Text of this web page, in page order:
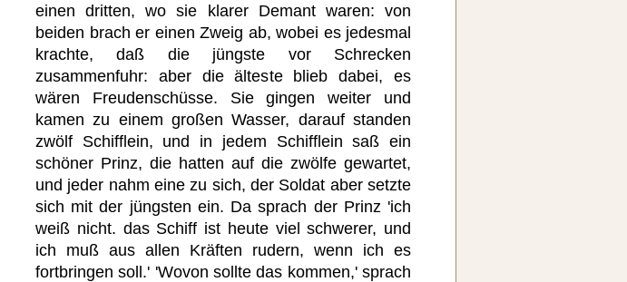
einen dritten, wo sie klarer Demant waren: von
beiden brach er einen Zweig ab, wobei es jedesmal
krachte, daß die jüngste vor Schrecken
zusammenfuhr: aber die älteste blieb dabei, es
wären Freudenschüsse. Sie gingen weiter und
kamen zu einem großen Wasser, darauf standen
zwölf Schifflein, und in jedem Schifflein saß ein
schöner Prinz, die hatten auf die zwölfe gewartet,
und jeder nahm eine zu sich, der Soldat aber setzte
sich mit der jüngsten ein. Da sprach der Prinz 'ich
weiß nicht. das Schiff ist heute viel schwerer, und
ich muß aus allen Kräften rudern, wenn ich es
fortbringen soll.' 'Wovon sollte das kommen,' sprach